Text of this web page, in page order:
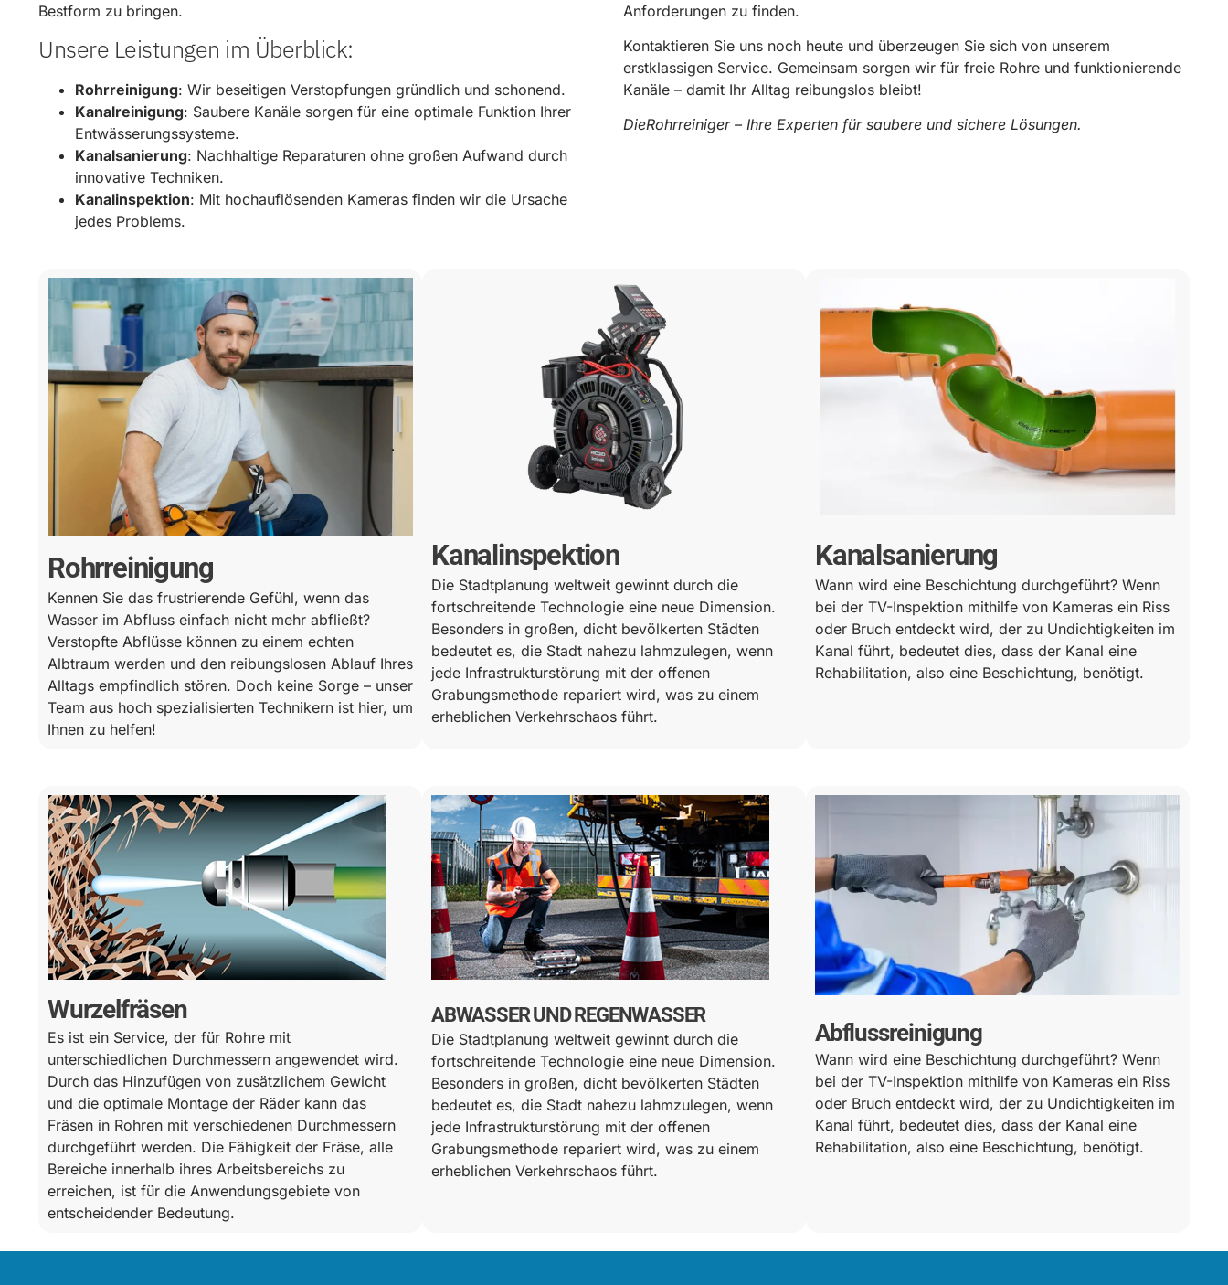
Bestform zu bringen.
Unsere Leistungen im Überblick:
Rohrreinigung: Wir beseitigen Verstopfungen gründlich und schonend.
Kanalreinigung: Saubere Kanäle sorgen für eine optimale Funktion Ihrer
Entwässerungssysteme.
Kanalsanierung: Nachhaltige Reparaturen ohne großen Aufwand durch
innovative Techniken.
Kanalinspektion: Mit hochauflösenden Kameras finden wir die Ursache
jedes Problems.
Anforderungen zu finden.
Kontaktieren Sie uns noch heute und überzeugen Sie sich von unserem
erstklassigen Service. Gemeinsam sorgen wir für freie Rohre und funktionierende
Kanäle – damit Ihr Alltag reibungslos bleibt!
DieRohrreiniger – Ihre Experten für saubere und sichere Lösungen.
Rohrreinigung
Kennen Sie das frustrierende Gefühl, wenn das
Wasser im Abfluss einfach nicht mehr abfließt?
Verstopfte Abflüsse können zu einem echten
Albtraum werden und den reibungslosen Ablauf Ihres
Alltags empfindlich stören. Doch keine Sorge – unser
Team aus hoch spezialisierten Technikern ist hier, um
Ihnen zu helfen!
Kanalinspektion
Die Stadtplanung weltweit gewinnt durch die
fortschreitende Technologie eine neue Dimension.
Besonders in großen, dicht bevölkerten Städten
bedeutet es, die Stadt nahezu lahmzulegen, wenn
jede Infrastrukturstörung mit der offenen
Grabungsmethode repariert wird, was zu einem
erheblichen Verkehrschaos führt.
Kanalsanierung
Wann wird eine Beschichtung durchgeführt? Wenn
bei der TV-Inspektion mithilfe von Kameras ein Riss
oder Bruch entdeckt wird, der zu Undichtigkeiten im
Kanal führt, bedeutet dies, dass der Kanal eine
Rehabilitation, also eine Beschichtung, benötigt.
Wurzelfräsen
Es ist ein Service, der für Rohre mit
unterschiedlichen Durchmessern angewendet wird.
Durch das Hinzufügen von zusätzlichem Gewicht
und die optimale Montage der Räder kann das
Fräsen in Rohren mit verschiedenen Durchmessern
durchgeführt werden. Die Fähigkeit der Fräse, alle
Bereiche innerhalb ihres Arbeitsbereichs zu
erreichen, ist für die Anwendungsgebiete von
entscheidender Bedeutung.
ABWASSER UND REGENWASSER
Die Stadtplanung weltweit gewinnt durch die
fortschreitende Technologie eine neue Dimension.
Besonders in großen, dicht bevölkerten Städten
bedeutet es, die Stadt nahezu lahmzulegen, wenn
jede Infrastrukturstörung mit der offenen
Grabungsmethode repariert wird, was zu einem
erheblichen Verkehrschaos führt.
Abflussreinigung
Wann wird eine Beschichtung durchgeführt? Wenn
bei der TV-Inspektion mithilfe von Kameras ein Riss
oder Bruch entdeckt wird, der zu Undichtigkeiten im
Kanal führt, bedeutet dies, dass der Kanal eine
Rehabilitation, also eine Beschichtung, benötigt.